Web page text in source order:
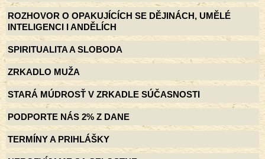
ROZHOVOR O OPAKUJÍCÍCH SE DĚJINÁCH, UMĚLÉ
INTELIGENCI I ANDĚLÍCH
SPIRITUALITA A SLOBODA
ZRKADLO MUŽA
STARÁ MÚDROSŤ V ZRKADLE SÚČASNOSTI
PODPORTE NÁS 2% Z DANE
TERMÍNY A PRIHLÁŠKY